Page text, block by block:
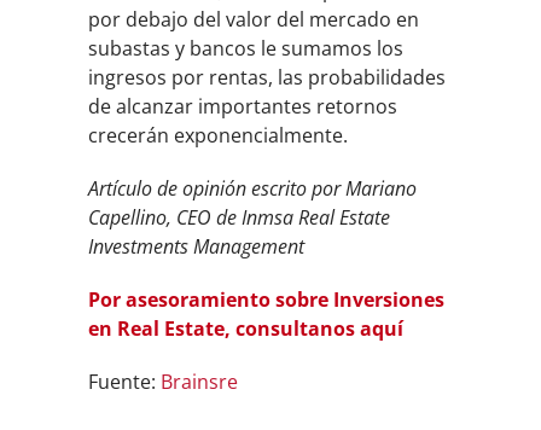
por debajo del valor del mercado en
subastas y bancos le sumamos los
ingresos por rentas, las probabilidades
de alcanzar importantes retornos
crecerán exponencialmente.
Artículo de opinión escrito por Mariano
Capellino, CEO de Inmsa Real Estate
Investments Management
Por asesoramiento sobre Inversiones
en Real Estate, consultanos aquí
Fuente: Brainsre